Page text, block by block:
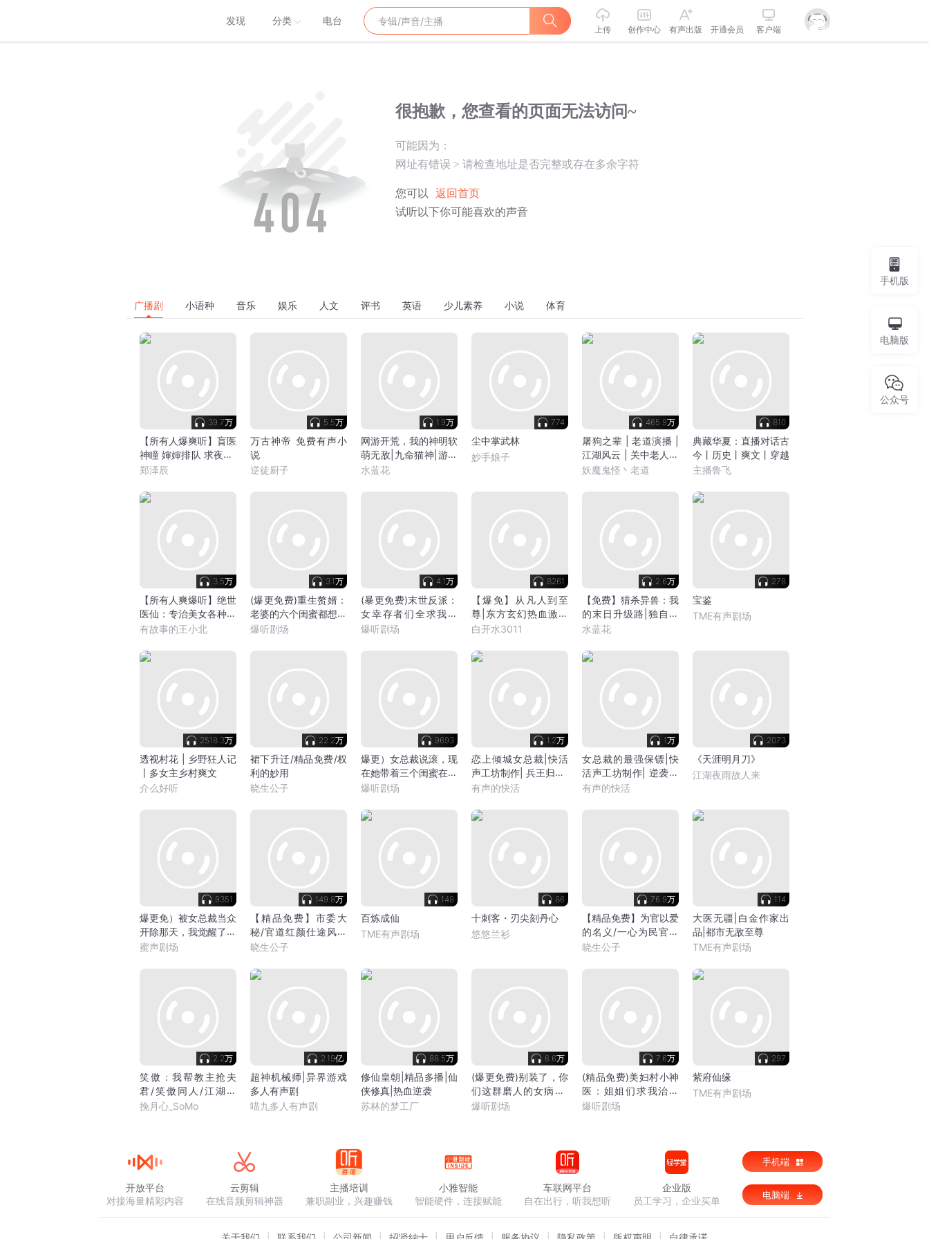
发现 分类 电台
上传 创作中心 有声出版 开通会员 客户端
很抱歉，您查看的页面无法访问~
可能因为：
网址有错误 > 请检查地址是否完整或存在多余字符
您可以
返回首页
试听以下你可能喜欢的声音
广播剧 小语种 音乐 娱乐 人文 评书 英语 少儿素养 小说 体育
39.7万
【所有人爆爽听】盲医
神瞳 婶婶排队 求夜诊|
美女|爽文
郑泽辰
5.5万
万古神帝 免费有声小
说
逆徒厨子
1.9万
网游开荒，我的神明软
萌无敌|九命猫神|游戏
爽文
水蓝花
774
尘中掌武林
妙手娘子
465.9万
屠狗之辈 | 老道演播 |
江湖风云 | 关中老人新
作 | 多人有声剧
妖魔鬼怪丶老道
810
典藏华夏：直播对话古
今丨历史丨爽文丨穿越
主播鲁飞
3.5万
【所有人爽爆听】绝世
医仙：专治美女各种不
服
有故事的王小北
3.1万
(爆更免费)重生赘婿：
老婆的六个闺蜜都想嫁
我|多女
爆听剧场
4.1万
(暴更免费)末世反派：
女幸存者们全求我庇
护|多女主
爆听剧场
8261
【爆免】从凡人到至
尊|东方玄幻热血激战
权谋智斗
白开水3011
2.6万
【免费】猎杀异兽：我
的末日升级路|独自打
怪|升级流
水蓝花
278
宝鉴
TME有声剧场
2518.3万
透视村花 | 乡野狂人记
丨多女主乡村爽文
介么好听
22.2万
裙下升迁/精品免费/权
利的妙用
晓生公子
9693
爆更）女总裁说滚，现
在她带着三个闺蜜在我
房间说怕怕
爆听剧场
1.2万
恋上倾城女总裁|快活
声工坊制作| 兵王归来|
都市逆袭|女总裁|热血
有声的快活
1万
女总裁的最强保镖|快
活声工坊制作| 逆袭爽
文|都市热血|保镖战
有声的快活
2073
《天涯明月刀》
江湖夜雨故人来
9351
爆更免）被女总裁当众
开除那天，我觉醒了极
品保镖系统
蜜声剧场
149.8万
【精品免费】市委大
秘/官道红颜仕途风流
草根逆袭
晓生公子
148
百炼成仙
TME有声剧场
86
十刺客・刃尖刻丹心
悠悠兰衫
76.9万
【精品免费】为官以爱
的名义/一心为民官场
爽文
晓生公子
114
大医无疆|白金作家出
品|都市无敌至尊
TME有声剧场
2.2万
笑傲：我帮教主抢夫
君/笑傲同人/江湖穿
越/轻松爽文
挽月心_SoMo
2.19亿
超神机械师|异界游戏
多人有声剧
喵九多人有声剧
88.5万
修仙皇朝|精品多播|仙
侠修真|热血逆袭
苏林的梦工厂
6.6万
(爆更免费)别装了，你
们这群磨人的女病人|
多女主男
爆听剧场
7.6万
(精品免费)美妇村小神
医：姐姐们求我治怪
病|多女主
爆听剧场
297
紫府仙缘
TME有声剧场
手机版
电脑版
公众号
开放平台
对接海量精彩内容
云剪辑
在线音频剪辑神器
主播培训
兼职副业，兴趣赚钱
小雅智能
智能硬件，连接赋能
车联网平台
自在出行，听我想听
企业版
员工学习，企业买单
手机端
电脑端